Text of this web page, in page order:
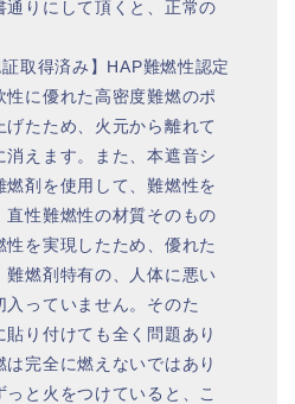
通りにして頂くと、正常の
証取得済み】HAP難燃性認定
に優れた高密度難燃のポ
げたため、火元から離れて
えます。また、本遮音シ
燃剤を使用して、難燃性を
直性難燃性の材質そのもの
を実現したため、優れた
難燃剤特有の、人体に悪い
っていません。そのた
り付けても全く問題あり
は完全に燃えないではあり
と火をつけていると、こ